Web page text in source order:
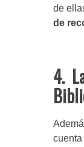
de
de
4.
cuenta